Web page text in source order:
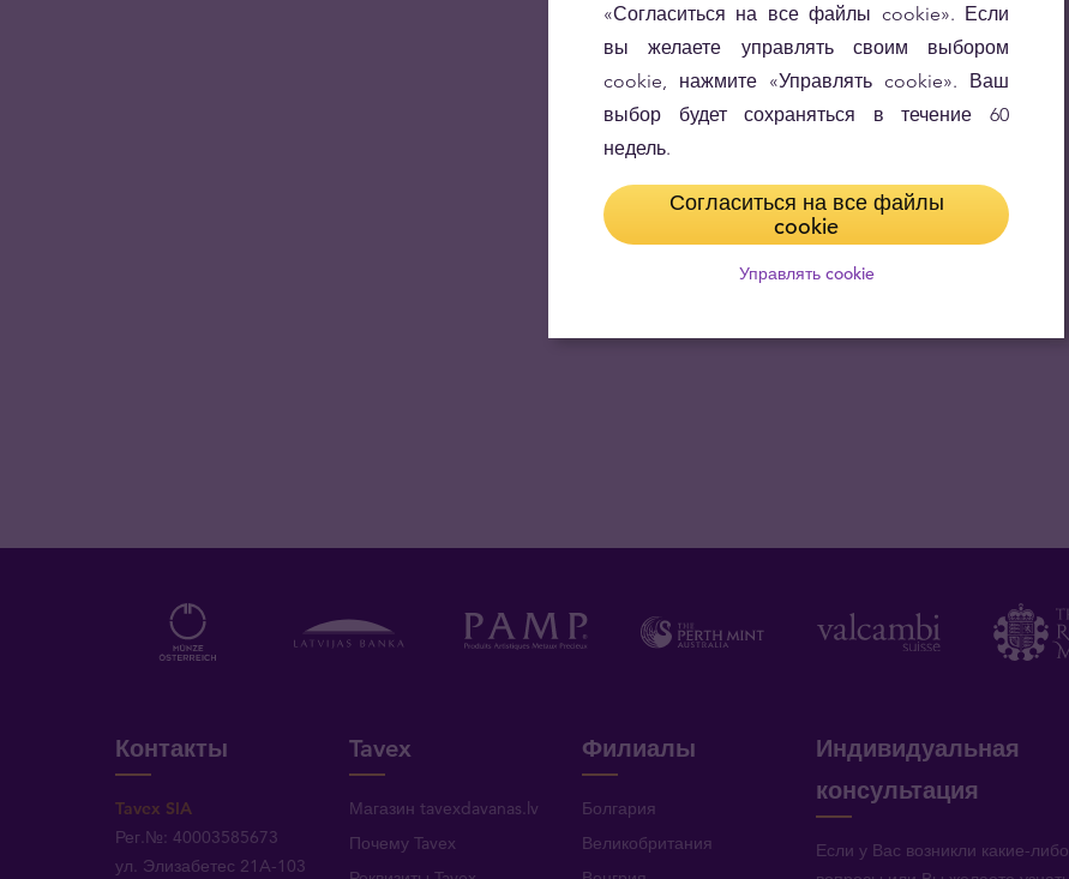
Контакты
Tavex SIA
Рег.№: 40003585673
ул. Элизабетес 21A-103
Tavex
Магазин tavexdavanas.lv
Почему Tavex
Филиалы
Болгария
Великобритания
Индивидуальная
консультация
Если у Вас возникли какие-либо
«Согласиться на все файлы cookie». Если
вы желаете управлять своим выбором
cookie, нажмите «Управлять cookie». Ваш
выбор будет сохраняться в течение 60
недель.
Согласиться на все файлы
cookie
Управлять cookie